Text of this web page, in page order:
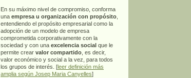
En su máximo nivel de compromiso, conforma
una empresa u organización con propósito
entendiendo el propósito empresarial como la
adopción de un modelo de empresa
comprometida corporativamente con la
sociedad y con una excelencia social que le
permite crear valor compartido , es decir,
valor económico y social a la vez, para todos
los grupos de interés. [leer definición más
amplia según Josep Maria Canyelles]